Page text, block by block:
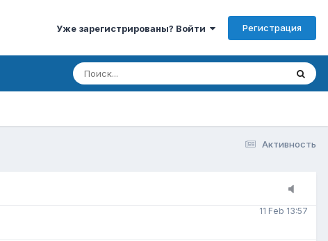
Уже зарегистрированы? Войти Регистрация
Активность
3 Jan 15:00
3 Feb 7:30
8 Feb 20:22
11 Feb 13:57